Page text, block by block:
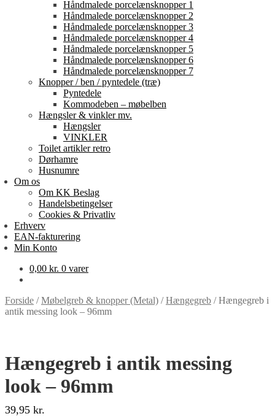
Håndmalede porcelænsknopper 1
Håndmalede porcelænsknopper 2
Håndmalede porcelænsknopper 3
Håndmalede porcelænsknopper 4
Håndmalede porcelænsknopper 5
Håndmalede porcelænsknopper 6
Håndmalede porcelænsknopper 7
Knopper / ben / pyntedele (træ)
Pyntedele
Kommodeben – møbelben
Hængsler & vinkler mv.
Hængsler
VINKLER
Toilet artikler retro
Dørhamre
Husnumre
Om os
Om KK Beslag
Handelsbetingelser
Cookies & Privatliv
Erhverv
EAN-fakturering
Min Konto
0,00 kr. 0 varer
Forside /Møbelgreb & knopper (Metal) /Hængegreb /Hængegreb i
antik messing look – 96mm
Hængegreb i antik messing
look – 96mm
39,95 kr.